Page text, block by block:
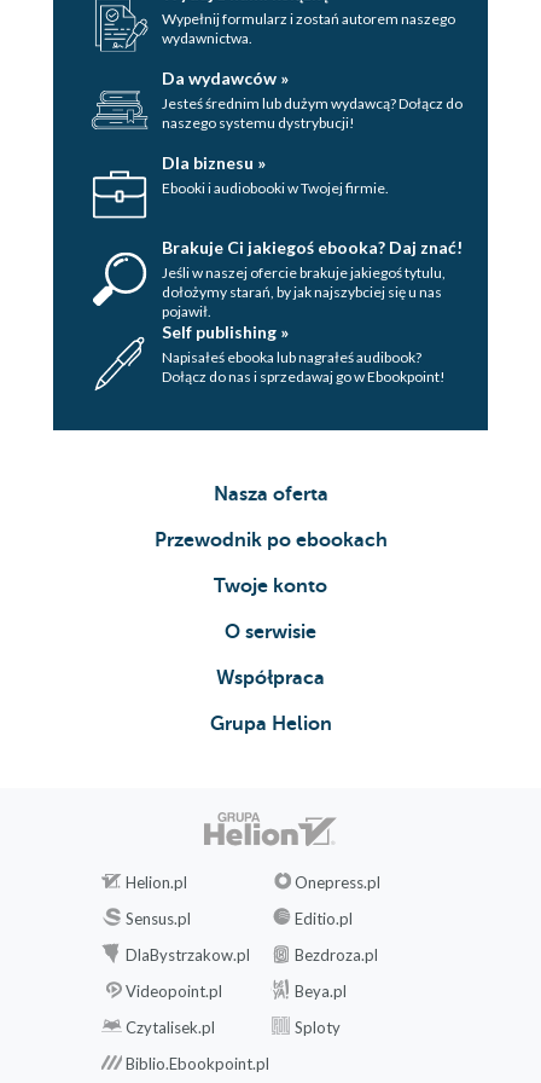
kampanii?
Globalny internet w lokalnych
O tym, jak marzyłem, żeby zostać PR-owcem
Koniec na "niekoniec"
Wypełnij formularz i zostań autorem naszego
wydawnictwa.
Da wydawców »
Jesteś średnim lub dużym wydawcą? Dołącz do
naszego systemu dystrybucji!
Dla biznesu »
Ebooki i audiobooki w Twojej firmie.
Brakuje Ci jakiegoś ebooka? Daj znać!
Jeśli w naszej ofercie brakuje jakiegoś tytulu,
dołożymy starań, by jak najszybciej się u nas
pojawił.
Self publishing »
Napisałeś ebooka lub nagrałeś audibook?
Dołącz do nas i sprzedawaj go w Ebookpoint!
Nasza oferta
Przewodnik po ebookach
Twoje konto
O serwisie
Współpraca
Grupa Helion
Helion.pl
Onepress.pl
Sensus.pl
Editio.pl
DlaBystrzakow.pl
Bezdroza.pl
Videopoint.pl
Beya.pl
Czytalisek.pl
Sploty
Biblio.Ebookpoint.pl